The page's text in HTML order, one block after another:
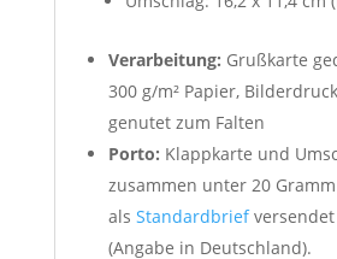
Verarbeitung: Grußkarte
300 g/m² Papier,
genutet zum Falten
Porto: Klappkarte und
zusammen unter 20
als Standardbrief
(Angabe in Deutschland).